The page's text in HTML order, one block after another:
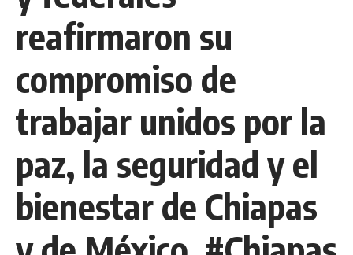
reafirmaron su
compromiso de
trabajar unidos por la
paz, la seguridad y el
bienestar de Chiapas